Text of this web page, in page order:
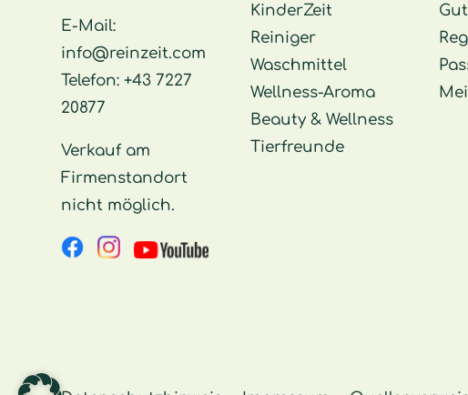
E-Mail:
info@reinzeit.com
Telefon:+43 7227
20877
Verkauf am
Firmenstandort
nicht möglich.
KinderZeit
Reiniger
Waschmittel
Wellness-Aroma
Beauty & Wellness
Tierfreunde